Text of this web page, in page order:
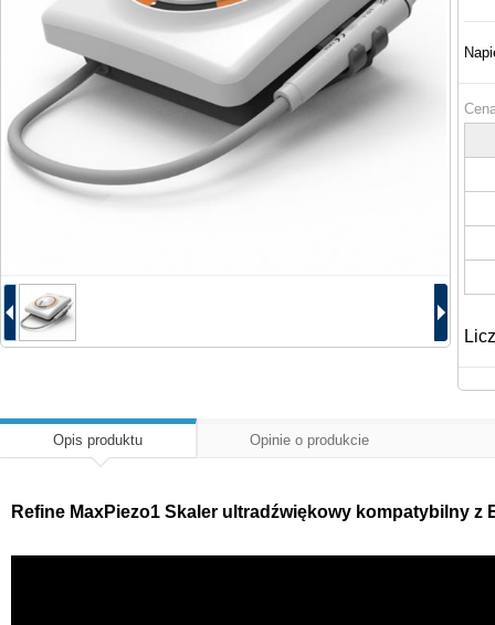
Opis produktu Opinie o produkcie
Refine MaxPiezo1 Skaler ultradźwiękowy kompatybilny z